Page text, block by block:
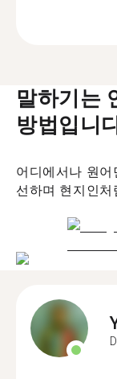
말하기는
방법입니
어디에서나 원
선하며 현지인처